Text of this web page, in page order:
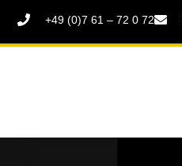
+49 (0)7 61 – 72 0 72